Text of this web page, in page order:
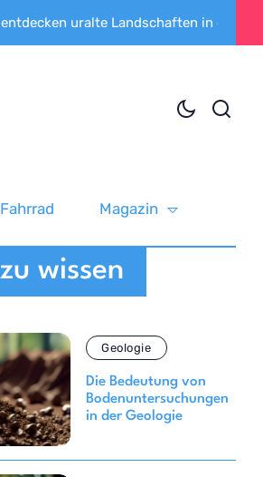
uralte Landschaften in der
Fahrrad Magazin
wissen
Geologie
Die Bedeutung von
Bodenuntersuchungen
in der Geologie